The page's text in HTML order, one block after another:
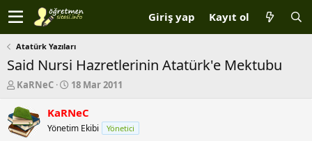
Giriş yap Kayıt ol
Atatürk Yazıları
Said Nursi Hazretlerinin Atatürk'e Mektubu
K
n
b
u
KaRNeC
B
ş
a
18 Mar 2011
KaRNeC
Yönetim Ekibi Yönetici